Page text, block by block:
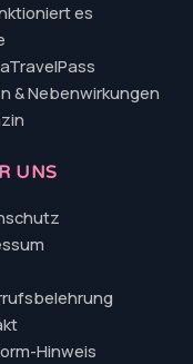
es
& Nebenwirkungen
UNS
Hinweis